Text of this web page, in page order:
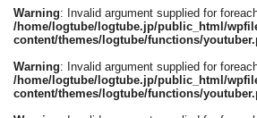
Warning: Invalid argument supplied for
/home/logtube/logtube.jp/public_html/
content/themes/logtube/functions/
Warning: Invalid argument supplied for
/home/logtube/logtube.jp/public_html/
content/themes/logtube/functions/